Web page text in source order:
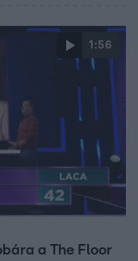
1:56
a The Floor